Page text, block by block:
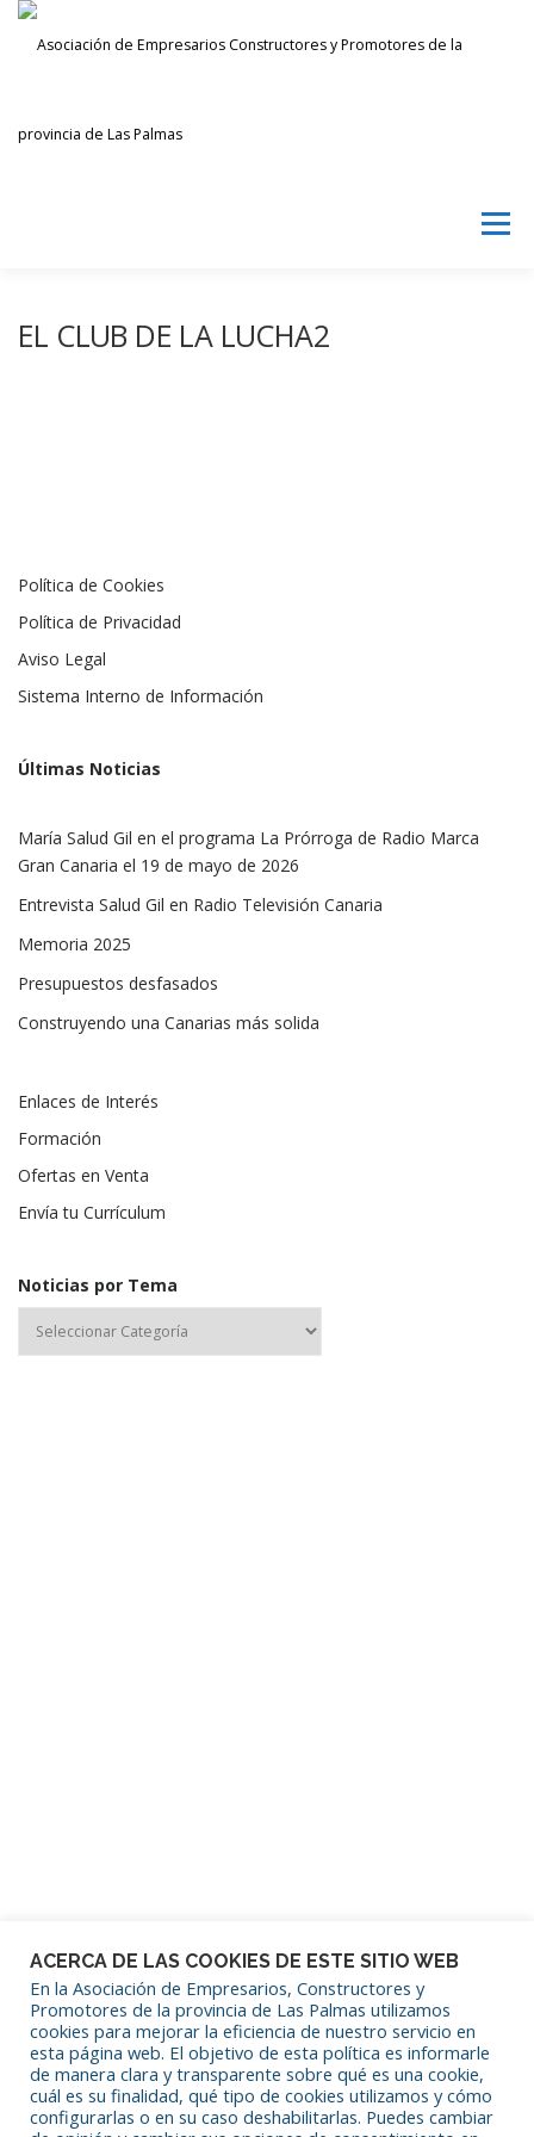
Saltar
Menú
EL CLUB DE LA LUCHA2
Política de Cookies
Política de Privacidad
Aviso Legal
Sistema Interno de Información
Últimas Noticias
María Salud Gil en el programa La Prórroga de Radio Marca
Gran Canaria el 19 de mayo de 2026
Entrevista Salud Gil en Radio Televisión Canaria
Memoria 2025
Presupuestos desfasados
Construyendo una Canarias más solida
Enlaces de Interés
Formación
Ofertas en Venta
Envía tu Currículum
Noticias por Tema
SÍGUENOS EN REDES SOCIALES
ACERCA DE LAS COOKIES DE ESTE SITIO WEB
En la Asociación de Empresarios, Constructores y
Promotores de la provincia de Las Palmas utilizamos
cookies para mejorar la eficiencia de nuestro servicio en
esta página web. El objetivo de esta política es informarle
de manera clara y transparente sobre qué es una cookie,
cuál es su finalidad, qué tipo de cookies utilizamos y cómo
configurarlas o en su caso deshabilitarlas. Puedes cambiar